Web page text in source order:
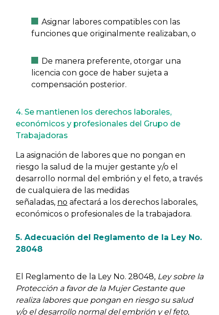
Asignar labores compatibles con las
funciones que originalmente realizaban, o
De manera preferente, otorgar una
licencia con goce de haber sujeta a
compensación posterior.
4. Se mantienen los derechos laborales,
económicos y profesionales del Grupo de
Trabajadoras
La asignación de labores que no pongan en
riesgo la salud de la mujer gestante y/o el
desarrollo normal del embrión y el feto, a través
de cualquiera de las medidas
señaladas, no afectará a los derechos laborales,
económicos o profesionales de la trabajadora.
5. Adecuación del Reglamento de la Ley No.
28048
El Reglamento de la Ley No. 28048, Ley sobre la
Protección a favor de la Mujer Gestante que
realiza labores que pongan en riesgo su salud
y/o el desarrollo normal del embrión y el feto,